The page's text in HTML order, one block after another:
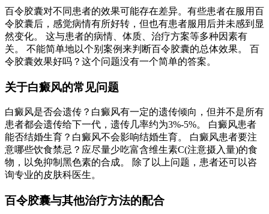
百令胶囊对不同患者的效果可能存在差异。有些患者在服用百
令胶囊后，感觉病情有所好转，但也有患者服用后并未感到显
然变化。 这与患者的病情、体质、治疗方案等多种因素有
关。 不能简单地以个别案例来判断百令胶囊的总体效果。 百
令胶囊效果好吗？这个问题没有一个简单的答案。
关于白癜风的常见问题
白癜风是否会遗传？白癜风有一定的遗传倾向，但并不是所有
患者都会遗传给下一代，遗传几率约为3%-5%。 白癜风患者
能否结婚生育？白癜风不会影响结婚生育。 白癜风患者要注
意哪些饮食禁忌？应尽量少吃富含维生素C(注意摄入量)的食
物，以免抑制黑色素的合成。 除了以上问题，患者还可以咨
询专业的皮肤科医生。
百令胶囊与其他治疗方法的配合